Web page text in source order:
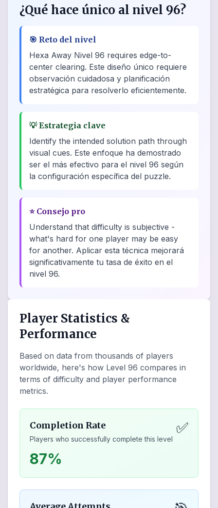
¿Qué hace único al nivel 96?
🎯 Reto del nivel
Hexa Away Nivel 96 requires edge-to-
center clearing. Este diseño único requiere
observación cuidadosa y planificación
estratégica para resolverlo eficientemente.
💡Estrategia clave
Identify the intended solution path through
visual cues. Este enfoque ha demostrado
ser el más efectivo para el nivel 96 según
la configuración específica del puzzle.
⭐ Consejo pro
Understand that difficulty is subjective -
what's hard for one player may be easy
for another. Aplicar esta técnica mejorará
significativamente tu tasa de éxito en el
nivel 96.
Player Statistics &
Performance
Based on data from thousands of players
worldwide, here's how Level 96 compares in
terms of difficulty and player performance
metrics.
Completion Rate
Players who successfully complete this level
✅
87%